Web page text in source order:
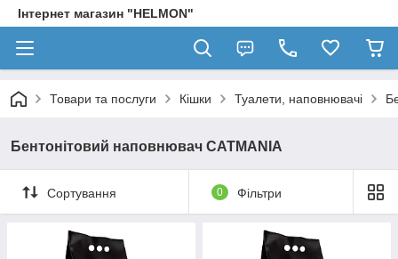
Інтернет магазин "HELMON"
Товари та послуги Кішки Туалети, наповнювачі
Бентонітовий наповнювач CATMANIA
Сортування 0 Фільтри